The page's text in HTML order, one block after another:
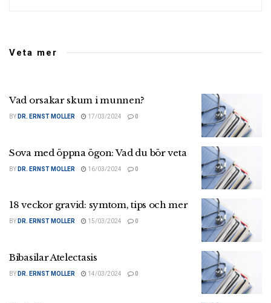
Veta mer
Vad orsakar skum i munnen?
BY DR. ERNST MOLLER 17/03/2024 0
Sova med öppna ögon: Vad du bör veta
BY DR. ERNST MOLLER 16/03/2024 0
18 veckor gravid: symtom, tips och mer
BY DR. ERNST MOLLER 15/03/2024 0
Bibasilar Atelectasis
BY DR. ERNST MOLLER 14/03/2024 0